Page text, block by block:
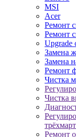
MSI
Acer
Ремонт
Ремонт
Upgrade
Замена
Замена
Ремонт
Чистка
Чистка
Ремонт